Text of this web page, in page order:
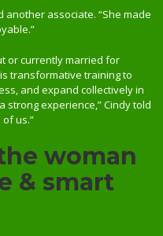
another associate. “She made
or currently married for
transformative training to
and expand collectively in
strong experience,” Cindy told
of us.”
woman
& smart